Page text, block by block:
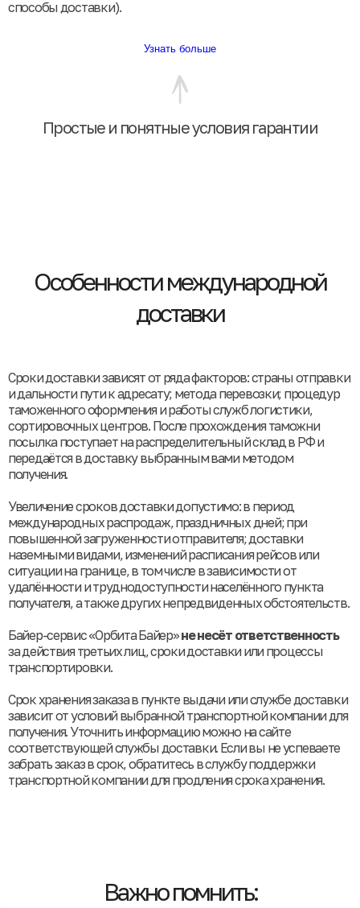
способы доставки).
Узнать больше
Простые и понятные условия гарантии
Особенности международной
доставки
Сроки доставки зависят от ряда факторов: страны отправки
и дальности пути к адресату; метода перевозки; процедур
таможенного оформления и работы служб логистики,
сортировочных центров. После прохождения таможни
посылка поступает на распределительный склад в РФ и
передаётся в доставку выбранным вами методом
получения.
Увеличение сроков доставки допустимо: в период
международных распродаж, праздничных дней; при
повышенной загруженности отправителя; доставки
наземными видами, изменений расписания рейсов или
ситуации на границе, в том числе в зависимости от
удалённости и труднодоступности населённого пункта
получателя, а также других непредвиденных обстоятельств.
Байер-сервис «Орбита Байер»не несёт ответственность
за действия третьих лиц, сроки доставки или процессы
транспортировки.
Срок хранения заказа в пункте выдачи или службе доставки
зависит от условий выбранной транспортной компании для
получения. Уточнить информацию можно на сайте
соответствующей службы доставки. Если вы не успеваете
забрать заказ в срок, обратитесь в службу поддержки
транспортной компании для продления срока хранения.
Важно помнить: